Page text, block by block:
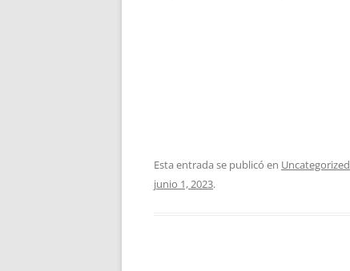
Esta entrada se publicó en Uncategorized
junio 1, 2023.